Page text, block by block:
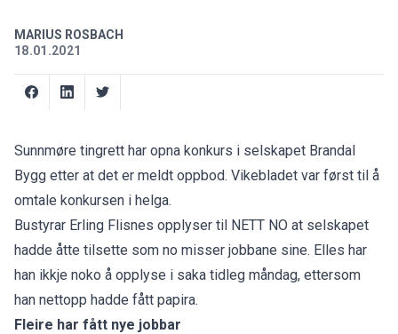
MARIUS ROSBACH
18.01.2021
Sunnmøre tingrett har opna konkurs i selskapet Brandal
Bygg etter at det er meldt oppbod. Vikebladet var først til å
omtale konkursen i helga.
Bustyrar Erling Flisnes opplyser til NETT NO at selskapet
hadde åtte tilsette som no misser jobbane sine. Elles har
han ikkje noko å opplyse i saka tidleg måndag, ettersom
han nettopp hadde fått papira.
Fleire har fått nye jobbar